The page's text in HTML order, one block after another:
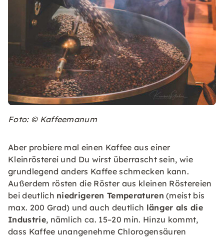
Foto: © Kaffeemanum
Aber probiere mal einen Kaffee aus einer
Kleinrösterei und Du wirst überrascht sein, wie
grundlegend anders Kaffee schmecken kann.
Außerdem rösten die Röster aus kleinen Röstereien
bei deutlich niedrigeren Temperaturen (meist bis
max. 200 Grad) und auch deutlich länger als die
Industrie, nämlich ca. 15–20 min. Hinzu kommt,
dass Kaffee unangenehme Chlorogensäuren